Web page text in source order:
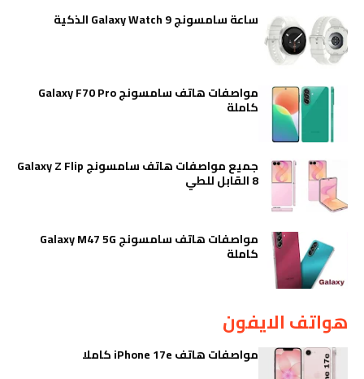
ساعة سامسونج Galaxy Watch 9 الذكية
مواصفات هاتف سامسونج Galaxy F70 Pro
كاملة
جميع مواصفات هاتف سامسونج Galaxy Z Flip
8 القابل للطي
مواصفات هاتف سامسونج Galaxy M47 5G
كاملة
هواتف الايفون
مواصفات هاتف iPhone 17e كاملا